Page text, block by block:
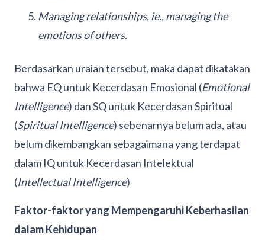
Managing relationships, ie., managing the
emotions of others.
Berdasarkan uraian tersebut, maka dapat dikatakan
bahwa EQ untuk Kecerdasan Emosional (Emotional
Intelligence) dan SQ untuk Kecerdasan Spiritual
(Spiritual Intelligence) sebenarnya belum ada, atau
belum dikembangkan sebagaimana yang terdapat
dalam IQ untuk Kecerdasan Intelektual
(Intellectual Intelligence)
Faktor-faktor yang Mempengaruhi Keberhasilan
dalam Kehidupan